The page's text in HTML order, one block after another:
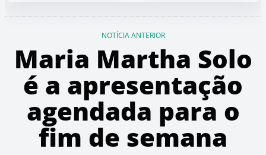
NOTÍCIA ANTERIOR
Maria Martha Solo
é a apresentação
agendada para o
fim de semana